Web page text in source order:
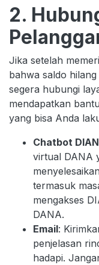
2.
Jika setelah
bahwa saldo
segera hubungi
mendapatkan
yang bisa Anda
Chatbot
virtual DANA
termasuk
mengakses
DANA.
Email:
penjelasan
hadapi.